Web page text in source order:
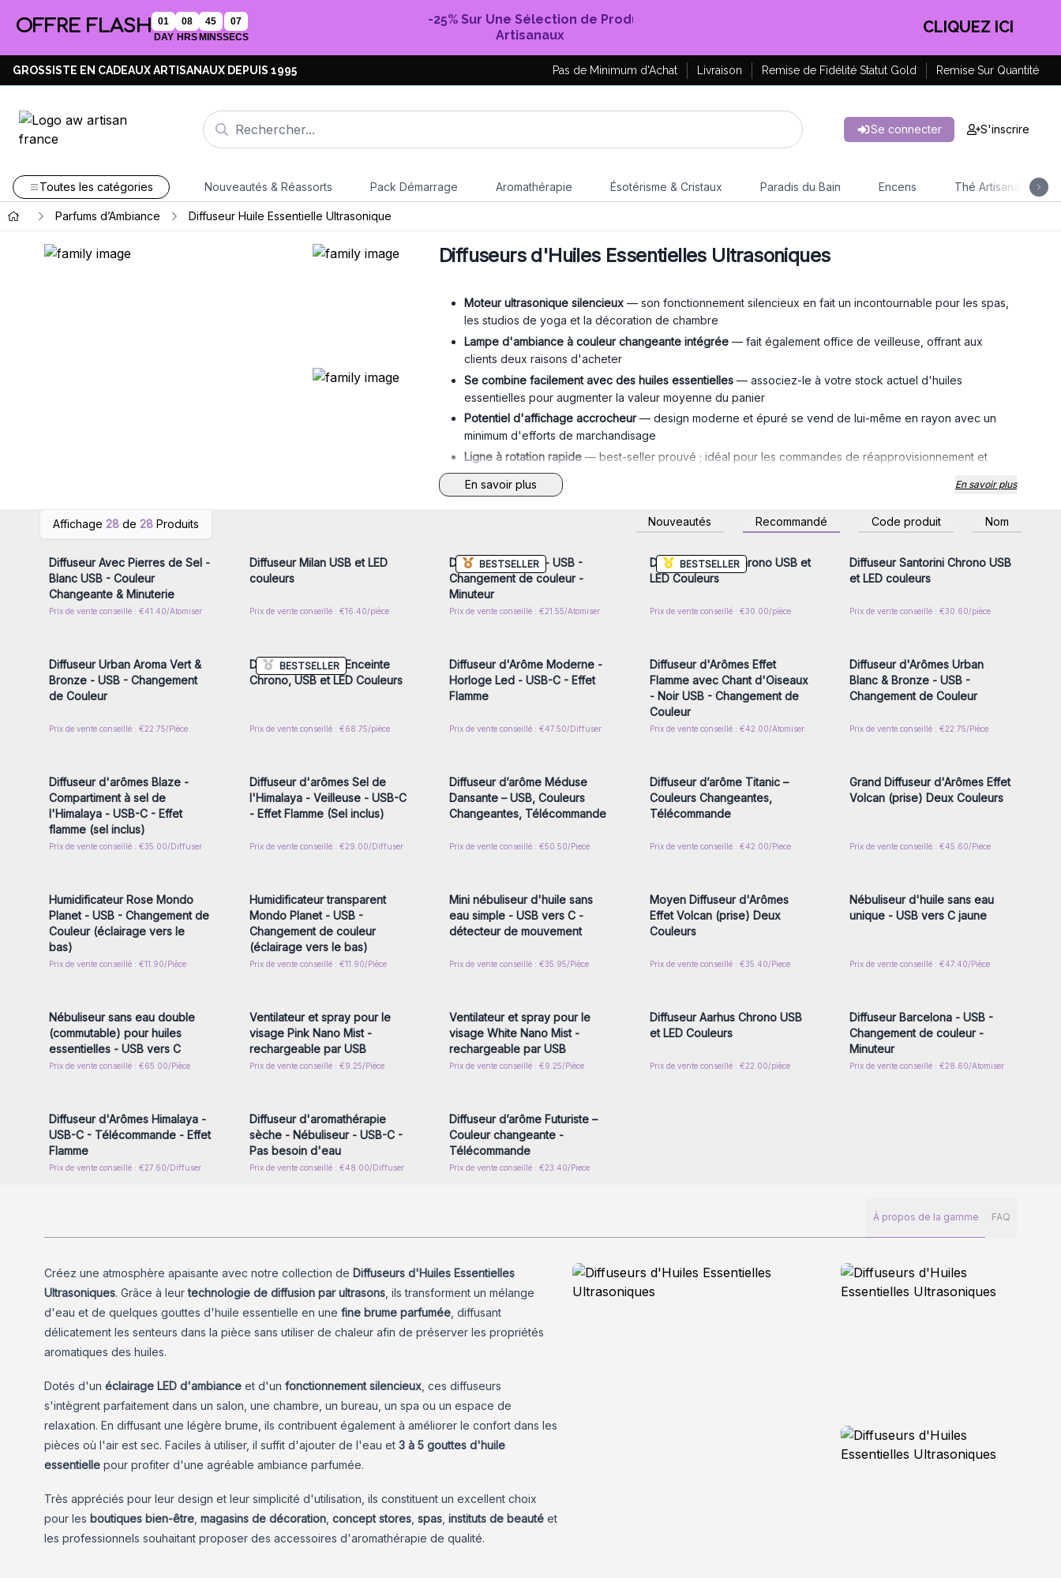
OFFRE FLASH
01
DAY
08
HRS
45
MINS
06
SECS
-25% Sur Une Sélection de Produits
Artisanaux
EN PROFITER !
GROSSISTE EN CADEAUX ARTISANAUX DEPUIS 1995 Pas de Minimum d'Achat Livraison Remise de Fidélité Statut Gold Remise Sur Quantité
Se connecter S'inscrire
Toutes les catégories Nouveautés & Réassorts Pack Démarrage Aromathérapie Ésotérisme & Cristaux Paradis du Bain Encens Thé Artisanal
Parfums d’Ambiance Diffuseur Huile Essentielle Ultrasonique
Diffuseurs d'Huiles Essentielles Ultrasoniques
Moteur ultrasonique silencieux — son fonctionnement silencieux en fait un incontournable pour les spas,
les studios de yoga et la décoration de chambre
Lampe d'ambiance à couleur changeante intégrée — fait également office de veilleuse, offrant aux
clients deux raisons d'acheter
Se combine facilement avec des huiles essentielles — associez-le à votre stock actuel d'huiles
essentielles pour augmenter la valeur moyenne du panier
Potentiel d'affichage accrocheur— design moderne et épuré se vend de lui-même en rayon avec un
minimum d'efforts de marchandisage
Ligne à rotation rapide — best-seller prouvé ; idéal pour les commandes de réapprovisionnement et
garder les étagères pleines
En savoir plus En savoir plus
Affichage 28 de 28 Produits Nouveautés Recommandé Code produit Nom
vous pour accéder aux prix de
gros
Diffuseur Avec Pierres de Sel -
Blanc USB - Couleur
Changeante & Minuterie
Prix de vente conseillé : €41.40/Atomiser
Diffuseur Milan USB et LED
couleurs
Prix de vente conseillé : €16.40/pièce
BESTSELLER
Diffuseur Palerme - USB -
Changement de couleur -
Minuteur
Prix de vente conseillé : €21.55/Atomiser
BESTSELLER
Connectez-vous ou inscrivez-
vous pour accéder aux prix de
gros
Diffuseur Palma Chrono USB et
LED Couleurs
Prix de vente conseillé : €30.00/pièce
Connectez-vous ou inscrivez-
vous pour accéder aux prix de
gros
Diffuseur Santorini Chrono USB
et LED couleurs
Prix de vente conseillé : €30.60/pièce
Connectez-vous ou inscrivez-
Diffuseur Urban Aroma Vert &
Bronze - USB - Changement
de Couleur
Prix de vente conseillé : €22.75/Pièce
BESTSELLER
Connectez-vous ou inscrivez-
Diffuseur Vienne : Enceinte
Chrono, USB et LED Couleurs
Prix de vente conseillé : €68.75/pièce
Connectez-vous ou inscrivez-
Diffuseur d'Arôme Moderne -
Horloge Led - USB-C - Effet
Flamme
Prix de vente conseillé : €47.50/Diffuser
Connectez-vous ou inscrivez-
Diffuseur d'Arômes Effet
Flamme avec Chant d'Oiseaux
- Noir USB - Changement de
Couleur
Prix de vente conseillé : €42.00/Atomiser
Connectez-vous ou inscrivez-
Diffuseur d'Arômes Urban
Blanc & Bronze - USB -
Changement de Couleur
Prix de vente conseillé : €22.75/Pièce
Connectez-vous ou inscrivez-
Diffuseur d'arômes Blaze -
Compartiment à sel de
l'Himalaya - USB-C - Effet
flamme (sel inclus)
Prix de vente conseillé : €35.00/Diffuser
Connectez-vous ou inscrivez-
Diffuseur d'arômes Sel de
l'Himalaya - Veilleuse - USB-C
- Effet Flamme (Sel inclus)
Prix de vente conseillé : €29.00/Diffuser
Connectez-vous ou inscrivez-
Diffuseur d’arôme Méduse
Dansante – USB, Couleurs
Changeantes, Télécommande
Prix de vente conseillé : €50.50/Piece
Connectez-vous ou inscrivez-
Diffuseur d’arôme Titanic –
Couleurs Changeantes,
Télécommande
Prix de vente conseillé : €42.00/Piece
Connectez-vous ou inscrivez-
Grand Diffuseur d'Arômes Effet
Volcan (prise) Deux Couleurs
Prix de vente conseillé : €45.60/Piece
Connectez-vous ou inscrivez-
Humidificateur Rose Mondo
Planet - USB - Changement de
Couleur (éclairage vers le
bas)
Prix de vente conseillé : €11.90/Pièce
Connectez-vous ou inscrivez-
Humidificateur transparent
Mondo Planet - USB -
Changement de couleur
(éclairage vers le bas)
Prix de vente conseillé : €11.90/Pièce
Connectez-vous ou inscrivez-
Mini nébuliseur d'huile sans
eau simple - USB vers C -
détecteur de mouvement
Prix de vente conseillé : €35.95/Pièce
Connectez-vous ou inscrivez-
Moyen Diffuseur d'Arômes
Effet Volcan (prise) Deux
Couleurs
Prix de vente conseillé : €35.40/Piece
Connectez-vous ou inscrivez-
Nébuliseur d'huile sans eau
unique - USB vers C jaune
Prix de vente conseillé : €47.40/Pièce
Connectez-vous ou inscrivez-
Nébuliseur sans eau double
(commutable) pour huiles
essentielles - USB vers C
Prix de vente conseillé : €65.00/Pièce
Connectez-vous ou inscrivez-
Ventilateur et spray pour le
visage Pink Nano Mist -
rechargeable par USB
Prix de vente conseillé : €9.25/Pièce
Connectez-vous ou inscrivez-
Ventilateur et spray pour le
visage White Nano Mist -
rechargeable par USB
Prix de vente conseillé : €9.25/Pièce
Connectez-vous ou inscrivez-
Diffuseur Aarhus Chrono USB
et LED Couleurs
Prix de vente conseillé : €22.00/pièce
Connectez-vous ou inscrivez-
Diffuseur Barcelona - USB -
Changement de couleur -
Minuteur
Prix de vente conseillé : €28.60/Atomiser
Connectez-vous ou inscrivez-
Diffuseur d'Arômes Himalaya -
USB-C - Télécommande - Effet
Flamme
Prix de vente conseillé : €27.60/Diffuser
Connectez-vous ou inscrivez-
Diffuseur d'aromathérapie
sèche - Nébuliseur - USB-C -
Pas besoin d'eau
Prix de vente conseillé : €48.00/Diffuser
Connectez-vous ou inscrivez-
Diffuseur d’arôme Futuriste –
Couleur changeante -
Télécommande
Prix de vente conseillé : €23.40/Piece
À propos de la gamme FAQ
Créez une atmosphère apaisante avec notre collection de Diffuseurs d'Huiles Essentielles
Ultrasoniques. Grâce à leurtechnologie de diffusion par ultrasons , ils transforment un mélange
d'eau et de quelques gouttes d'huile essentielle en une fine brume parfumée , diffusant
délicatement les senteurs dans la pièce sans utiliser de chaleur afin de préserver les propriétés
aromatiques des huiles.
Dotés d'un éclairage LED d'ambiance et d'un fonctionnement silencieux , ces diffuseurs
s'intègrent parfaitement dans un salon, une chambre, un bureau, un spa ou un espace de
relaxation. En diffusant une légère brume, ils contribuent également à améliorer le confort dans les
pièces où l'air est sec. Faciles à utiliser, il suffit d'ajouter de l'eau et 3 à 5 gouttes d'huile
essentielle pour profiter d'une agréable ambiance parfumée.
Très appréciés pour leur design et leur simplicité d'utilisation, ils constituent un excellent choix
pour les boutiques bien-être magasins de décoration concept stores spas instituts de beauté et
les professionnels souhaitant proposer des accessoires d'aromathérapie de qualité.